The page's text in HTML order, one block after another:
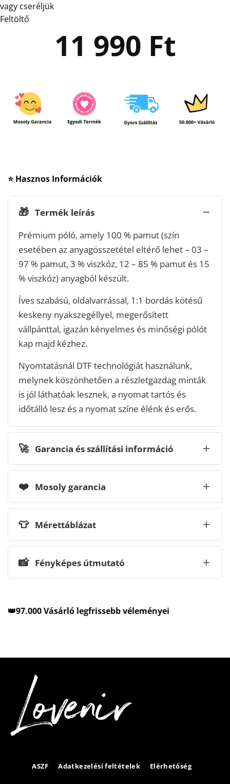
vagy cseréljük
Feltöltő
11 990 Ft
⭐ Hasznos Információk
🎁 Termék leírás
Prémium póló, amely 100 % pamut (szín
esetében az anyagösszetétel eltérő lehet – 03 –
97 % pamut, 3 % viszkóz, 12 – 85 % pamut és 15
% viszkóz) anyagból készült.
Íves szabású, oldalvarrással, 1:1 bordás kötésű
keskeny nyakszegéllyel, megerősített
vállpánttal, igazán kényelmes és minőségi pólót
kap majd kézhez.
Nyomtatásnál DTF technológiát használunk,
melynek köszönhetően a részletgazdag minták
is jól láthatóak lesznek, a nyomat tartós és
időtálló lesz és a nyomat színe élénk és erős.
🚀 Garancia és szállítási információ
❤️ Mosoly garancia
👕 Mérettáblázat
📸 Fényképes útmutató
👑97.000 Vásárló legfrissebb véleményei
ASZF Adatkezelési feltételek Elérhetőség